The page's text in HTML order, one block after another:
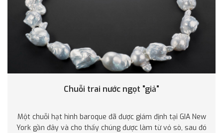
Chuỗi trai nước ngọt "giả"
Một chuỗi hạt hình baroque đã được giám định tại GIA New
York gần đây và cho thấy chúng được làm từ vỏ sò, sau đó